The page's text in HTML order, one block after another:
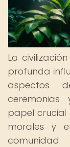
La
profunda
aspectos
ceremonias
papel crucial
morales y